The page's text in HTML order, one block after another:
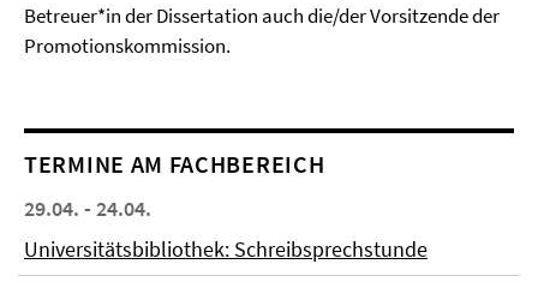
Betreuer*in der Dissertation auch die/der Vorsitzende der
Promotionskommission.
TERMINE AM FACHBEREICH
29.04. - 24.04.
Universitätsbibliothek: Schreibsprechstunde